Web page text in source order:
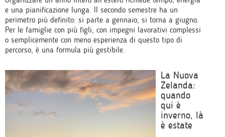
e una pianificazione lunga. Il secondo semestre ha un
perimetro più definito: si parte a gennaio, si torna a giugno.
Per le famiglie con più figli, con impegni lavorativi complessi
o semplicemente con meno esperienza di questo tipo di
percorso, è una formula più gestibile.
La Nuova
Zelanda:
quando
qui è
inverno, là
è estate